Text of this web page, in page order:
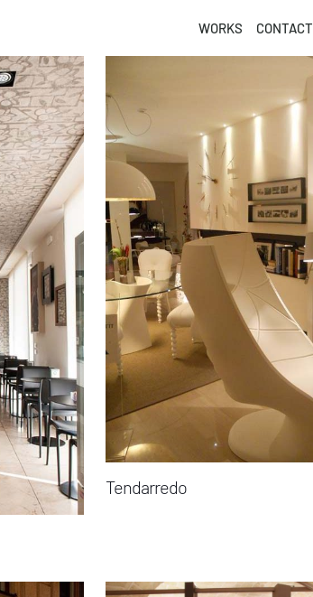
WORKS CONTACT
Tendarredo